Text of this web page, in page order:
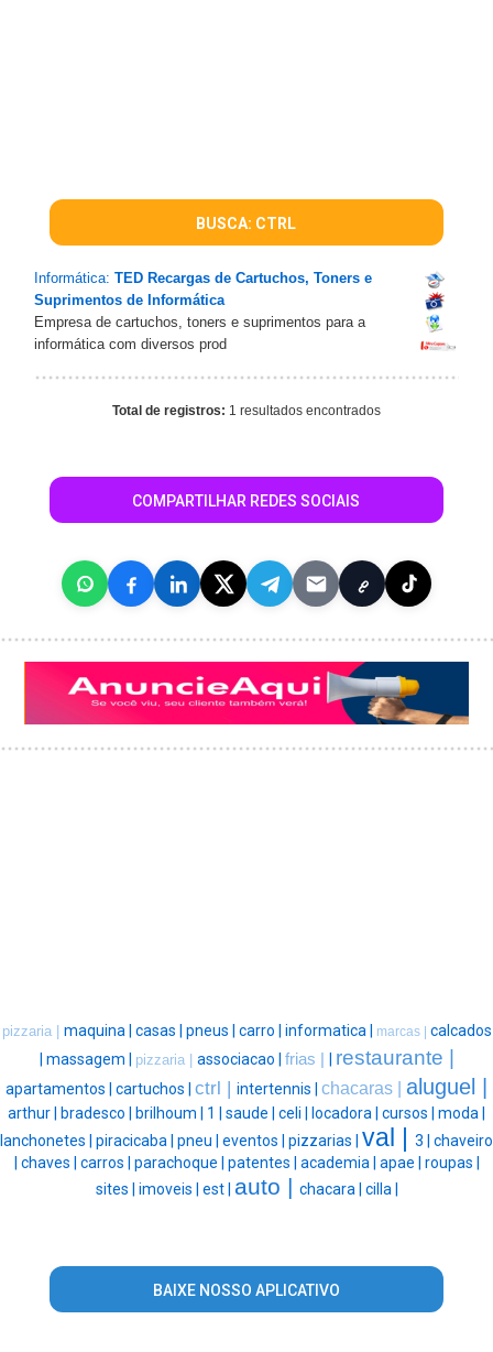
BUSCA: CTRL
Informática: TED Recargas de Cartuchos, Toners e
Suprimentos de Informática
Empresa de cartuchos, toners e suprimentos para a
informática com diversos prod
Total de registros: 1 resultados encontrados
COMPARTILHAR REDES SOCIAIS
pizzaria | maquina | casas | pneus | carro | informatica | marcas | calcados
massagem | pizzaria | associacao | frias | restaurante |
apartamentos | cartuchos | ctrl | intertennis | chacaras | aluguel |
arthur | bradesco | brilhoum | 1 | saude | celi | locadora | cursos | moda |
lanchonetes | piracicaba | pneu | eventos | pizzarias | val | 3 | chaveiro
chaves | carros | parachoque | patentes | academia | apae | roupas |
sites | imoveis | est | auto | chacara | cilla |
BAIXE NOSSO APLICATIVO